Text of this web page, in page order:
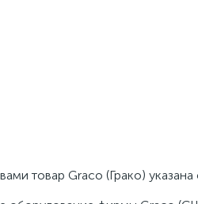
товар Graco (Грако)